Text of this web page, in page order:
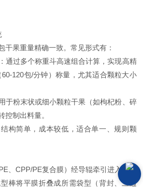
果重量精确一致。常见形式有：
过多个称重斗高速组合计算，实现高精
120包/分钟）称量，尤其适合颗粒大小
粉末状或细小颗粒干果（如枸杞粉、碎
控制出料量。
简单，成本较低，适合单一、规则颗
CPP/PE复合膜）经导辊牵引进入成型
棒将平膜折叠成所需袋型（背封、三边